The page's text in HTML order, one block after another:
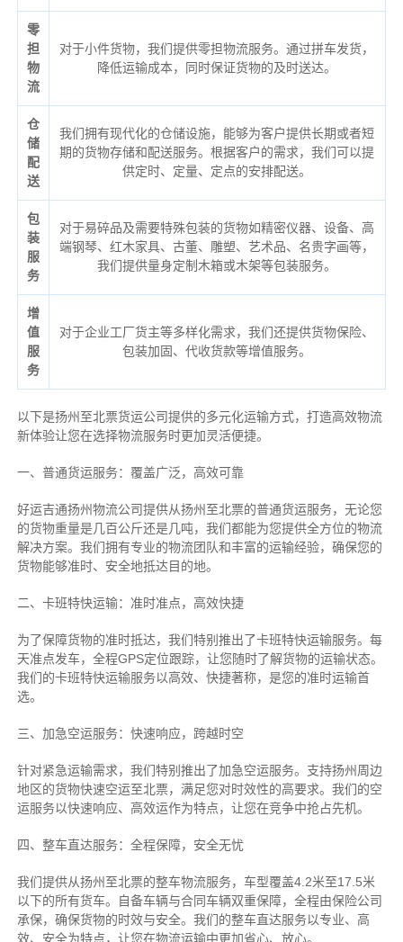
零
担
物
流
对于小件货物，我们提供零担物流服务。通过拼车发货，
降低运输成本，同时保证货物的及时送达。
仓
储
配
送
我们拥有现代化的仓储设施，能够为客户提供长期或者短
期的货物存储和配送服务。根据客户的需求，我们可以提
供定时、定量、定点的安排配送。
包
装
服
务
对于易碎品及需要特殊包装的货物如精密仪器、设备、高
端钢琴、红木家具、古董、雕塑、艺术品、名贵字画等，
我们提供量身定制木箱或木架等包装服务。
增
值
服
务
对于企业工厂货主等多样化需求，我们还提供货物保险、
包装加固、代收货款等增值服务。
以下是扬州至北票货运公司提供的多元化运输方式，打造高效物流
新体验让您在选择物流服务时更加灵活便捷。
一、普通货运服务：覆盖广泛，高效可靠
好运吉通扬州物流公司提供从扬州至北票的普通货运服务，无论您
的货物重量是几百公斤还是几吨，我们都能为您提供全方位的物流
解决方案。我们拥有专业的物流团队和丰富的运输经验，确保您的
货物能够准时、安全地抵达目的地。
二、卡班特快运输：准时准点，高效快捷
为了保障货物的准时抵达，我们特别推出了卡班特快运输服务。每
天准点发车，全程GPS定位跟踪，让您随时了解货物的运输状态。
我们的卡班特快运输服务以高效、快捷著称，是您的准时运输首
选。
三、加急空运服务：快速响应，跨越时空
针对紧急运输需求，我们特别推出了加急空运服务。支持扬州周边
地区的货物快速空运至北票，满足您对时效性的高要求。我们的空
运服务以快速响应、高效运作为特点，让您在竞争中抢占先机。
四、整车直达服务：全程保障，安全无忧
我们提供从扬州至北票的整车物流服务，车型覆盖4.2米至17.5米
以下的所有货车。自备车辆与合同车辆双重保障，全程由保险公司
承保，确保货物的时效与安全。我们的整车直达服务以专业、高
效、安全为特点，让您在物流运输中更加省心、放心。